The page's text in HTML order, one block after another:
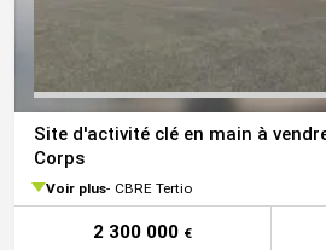
Site d'activité clé en main à
Corps
Voir plus CBRE Tertio
2 300 000 €